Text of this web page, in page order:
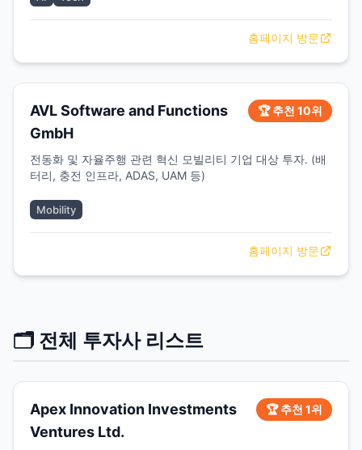
홈페이지 방문
AVL Software and Functions
GmbH
🏆 추천 10위
전동화 및 자율주행 관련 혁신 모빌리티 기업 대상 투자. (배
터리, 충전 인프라, ADAS, UAM 등)
Mobility
홈페이지 방문
🗂️ 전체 투자사 리스트
Apex Innovation Investments
Ventures Ltd.
🏆 추천 1위